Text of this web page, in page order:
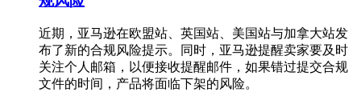
近期，亚马逊在欧盟站、英国站、美国站与加拿大站发
布了新的合规风险提示。同时，亚马逊提醒卖家要及时
关注个人邮箱，以便接收提醒邮件，如果错过提交合规
文件的时间，产品将面临下架的风险。